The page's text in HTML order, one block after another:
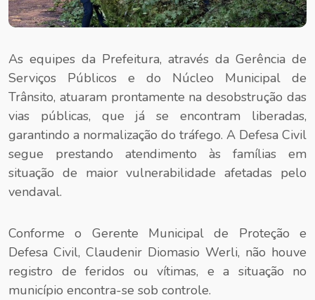
As equipes da Prefeitura, através da Gerência de
Serviços Públicos e do Núcleo Municipal de
Trânsito, atuaram prontamente na desobstrução das
vias públicas, que já se encontram liberadas,
garantindo a normalização do tráfego. A Defesa Civil
segue prestando atendimento às famílias em
situação de maior vulnerabilidade afetadas pelo
vendaval.
Conforme o Gerente Municipal de Proteção e
Defesa Civil, Claudenir Diomasio Werli, não houve
registro de feridos ou vítimas, e a situação no
município encontra-se sob controle.